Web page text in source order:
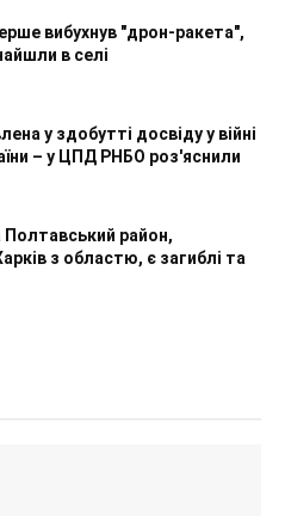
вибухнув "дрон-ракета",
в селі
у здобутті досвіду у війні
– у ЦПД РНБО роз'яснили
Полтавський район,
з областю, є загиблі та